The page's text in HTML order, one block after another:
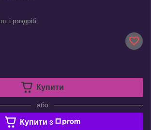
і роздріб
Купити
або
Купити з